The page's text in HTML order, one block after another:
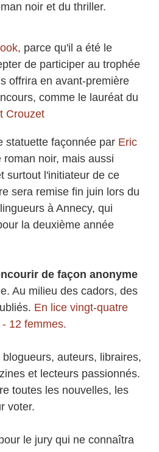
noir et du thriller.
parce qu'il a été le
de participer au trophée
offrira en avant-première
comme le lauréat du
Crouzet
statuette façonnée par Eric
roman noir, mais aussi
surtout l'initiateur de ce
sera remise fin juin lors du
à Annecy, qui
la deuxième année
de façon anonyme
Au milieu des cadors, des
En lice vingt-quatre
12 femmes.
blogueurs, auteurs, libraires,
et lecteurs passionnés.
toutes les nouvelles, les
voter.
le jury qui ne connaîtra